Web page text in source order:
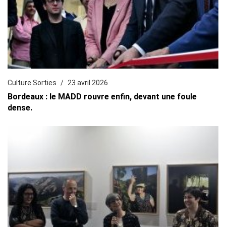
Culture Sorties 23 avril 2026
Bordeaux : le MADD rouvre enfin, devant une foule
dense.